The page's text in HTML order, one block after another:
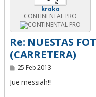
kroko
CONTINENTAL PRO
Re: NUESTAS
(CARRETERA)
M
n
25 Feb 2013
Jue messiah!!!